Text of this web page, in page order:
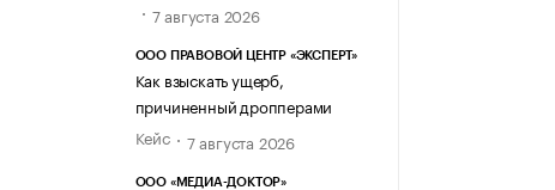
7 августа 2026
ООО ПРАВОВОЙ ЦЕНТР «ЭКСПЕРТ»
Как взыскать ущерб,
причиненный дропперами
Кейс
7 августа 2026
ООО «МЕДИА-ДОКТОР»